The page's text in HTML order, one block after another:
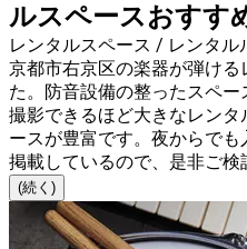
ルスペースおすす
レンタルスペース / レンタル
京都市右京区の楽器が弾け
た。防音設備の整ったスペ
撮影できるほど大きなレン
ースが豊富です。夜からで
掲載しているので、是非ご検
(続く)